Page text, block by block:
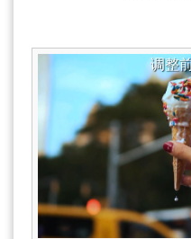
调整